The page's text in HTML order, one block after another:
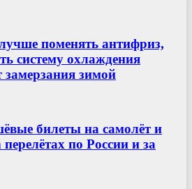
поменять антифриз,
систему охлаждения
замерзания зимой
билеты на самолёт и
по России и за